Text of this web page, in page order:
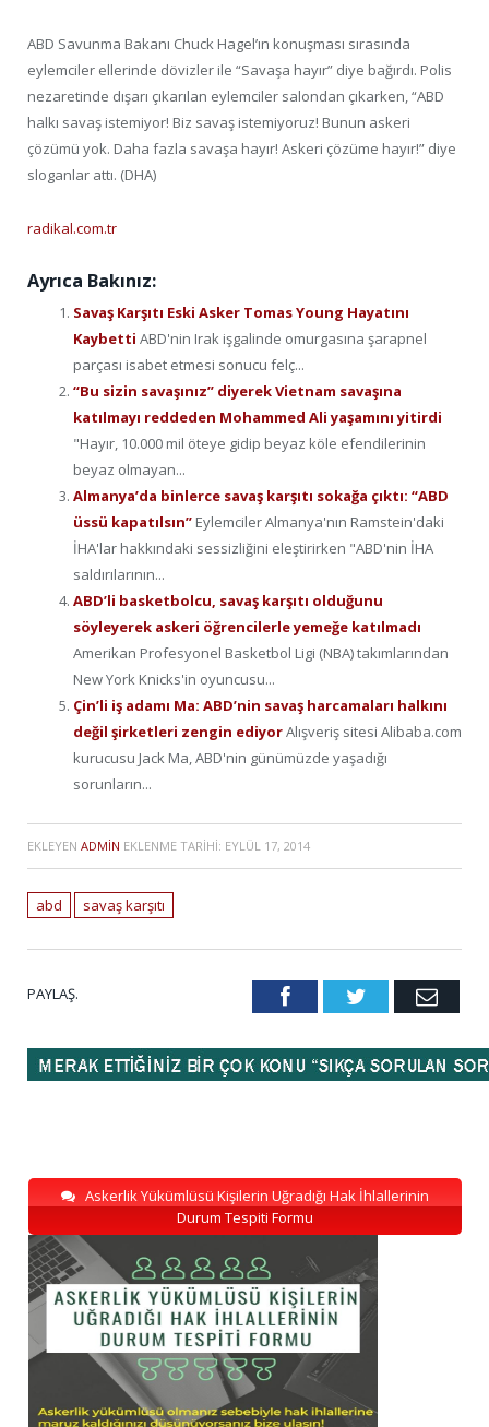
ABD Savunma Bakanı Chuck Hagel’ın konuşması sırasında
eylemciler ellerinde dövizler ile “Savaşa hayır” diye bağırdı. Polis
nezaretinde dışarı çıkarılan eylemciler salondan çıkarken, “ABD
halkı savaş istemiyor! Biz savaş istemiyoruz! Bunun askeri
çözümü yok. Daha fazla savaşa hayır! Askeri çözüme hayır!” diye
sloganlar attı. (DHA)
radikal.com.tr
Ayrıca Bakınız:
Savaş Karşıtı Eski Asker Tomas Young Hayatını
Kaybetti ABD'nin Irak işgalinde omurgasına şarapnel
parçası isabet etmesi sonucu felç...
“Bu sizin savaşınız” diyerek Vietnam savaşına
katılmayı reddeden Mohammed Ali yaşamını yitirdi
"Hayır, 10.000 mil öteye gidip beyaz köle efendilerinin
beyaz olmayan...
Almanya’da binlerce savaş karşıtı sokağa çıktı: “ABD
üssü kapatılsın” Eylemciler Almanya'nın Ramstein'daki
İHA'lar hakkındaki sessizliğini eleştirirken "ABD'nin İHA
saldırılarının...
ABD’li basketbolcu, savaş karşıtı olduğunu
söyleyerek askeri öğrencilerle yemeğe katılmadı
Amerikan Profesyonel Basketbol Ligi (NBA) takımlarından
New York Knicks'in oyuncusu...
Çin’li iş adamı Ma: ABD’nin savaş harcamaları halkını
değil şirketleri zengin ediyorAlışveriş sitesi Alibaba.com
kurucusu Jack Ma, ABD'nin günümüzde yaşadığı
sorunların...
EKLEYEN ADMIN EKLENME TARIHI: EYLÜL 17, 2014
abd savaş karşıtı
PAYLAŞ. FacebookTwitter Email
Askerlik Yükümlüsü Kişilerin Uğradığı Hak İhlallerinin
Durum Tespiti Formu